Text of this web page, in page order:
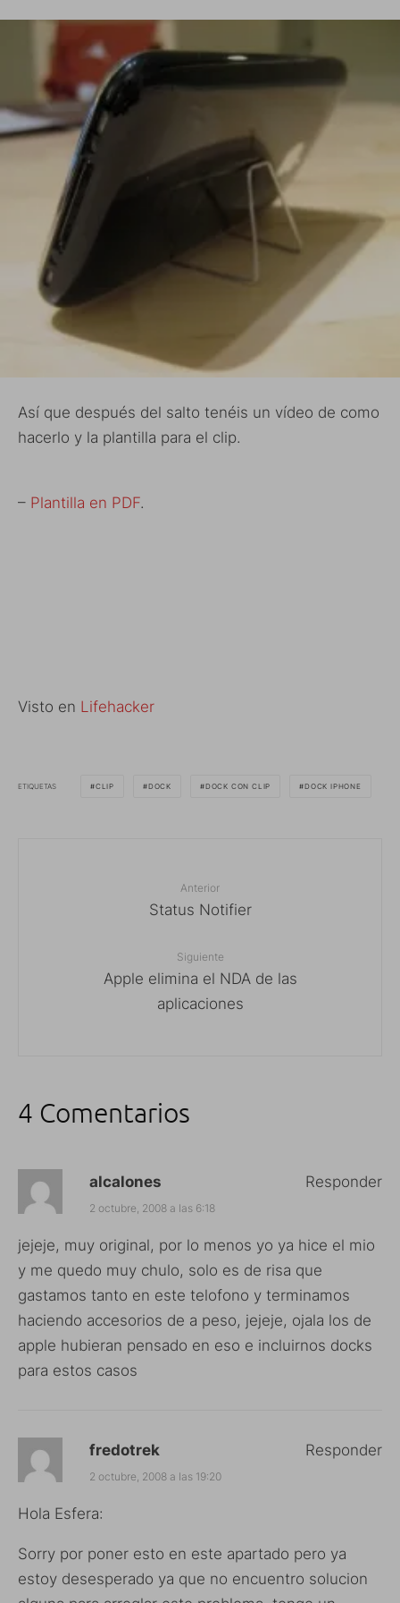
Así que después del salto tenéis un vídeo de como
hacerlo y la plantilla para el clip.
– Plantilla en PDF.
Visto en Lifehacker
ETIQUETAS CLIP DOCK DOCK CON CLIP DOCK IPHONE
Anterior
Status Notifier
Siguiente
Apple elimina el NDA de las
aplicaciones
4 Comentarios
alcalones
2 octubre, 2008 a las 6:18
jejeje, muy original, por lo menos yo ya hice el mio
y me quedo muy chulo, solo es de risa que
gastamos tanto en este telofono y terminamos
haciendo accesorios de a peso, jejeje, ojala los de
apple hubieran pensado en eso e incluirnos docks
para estos casos
Responder
fredotrek
2 octubre, 2008 a las 19:20
Hola Esfera:
Sorry por poner esto en este apartado pero ya
estoy desesperado ya que no encuentro solucion
Responder